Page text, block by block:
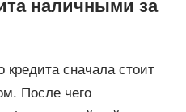
наличными за
сначала стоит
После чего